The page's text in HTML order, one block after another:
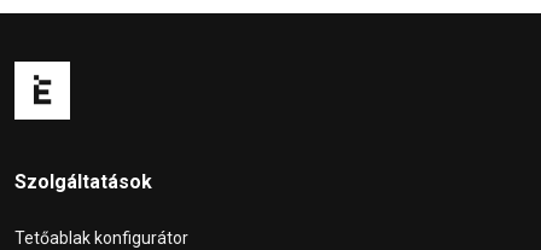
Szolgáltatások
Tetőablak konfigurátor